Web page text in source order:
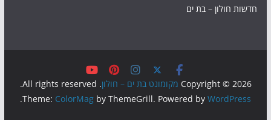
חדשות חולון – בת ים
Copyright © 2026 מקומונט בת ים – חולון. All rights reserved.
Theme: ColorMag by ThemeGrill. Powered byWordPress
.